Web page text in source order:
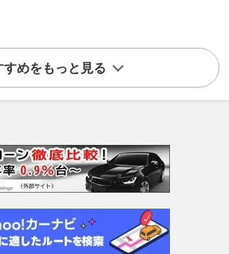
すめをもっと見る